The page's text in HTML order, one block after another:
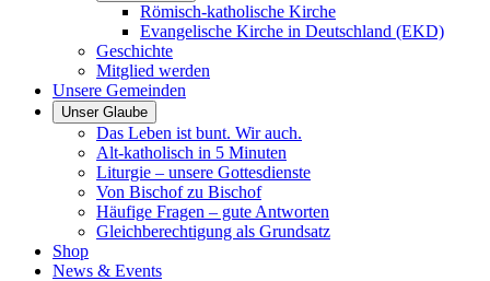
Römisch-katholische Kirche
Evangelische Kirche in Deutschland (EKD)
Geschichte
Mitglied werden
Unsere Gemeinden
Unser Glaube
Das Leben ist bunt. Wir auch.
Alt-katholisch in 5 Minuten
Liturgie – unsere Gottesdienste
Von Bischof zu Bischof
Häufige Fragen – gute Antworten
Gleichberechtigung als Grundsatz
Shop
News & Events